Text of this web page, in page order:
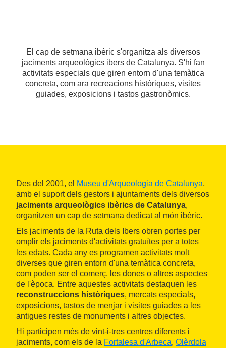
El cap de setmana ibèric s'organitza als diversos
jaciments arqueològics ibers de Catalunya. S'hi fan
activitats especials que giren entorn d'una temàtica
concreta, com ara recreacions històriques, visites
guiades, exposicions i tastos gastronòmics.
Des del 2001, el Museu d'Arqueologia de Catalunya,
amb el suport dels gestors i ajuntaments dels diversos
jaciments arqueològics ibèrics de Catalunya,
organitzen un cap de setmana dedicat al món ibèric.
Els jaciments de la Ruta dels Ibers obren portes per
omplir els jaciments d'activitats gratuïtes per a totes
les edats. Cada any es programen activitats molt
diverses que giren entorn d'una temàtica concreta,
com poden ser el comerç, les dones o altres aspectes
de l'època. Entre aquestes activitats destaquen les
reconstruccions històriques, mercats especials,
exposicions, tastos de menjar i visites guiades a les
antigues restes de monuments i altres objectes.
Hi participen més de vint-i-tres centres diferents i
jaciments, com els de la Fortalesa d'Arbeca, Olèrdola